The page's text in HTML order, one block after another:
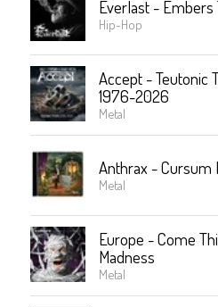
Everlast - Embers
Hip-Hop
Accept - Teutonic
1976-2026
Metal
Anthrax - Cursum
Metal
Europe - Come
Madness
Metal